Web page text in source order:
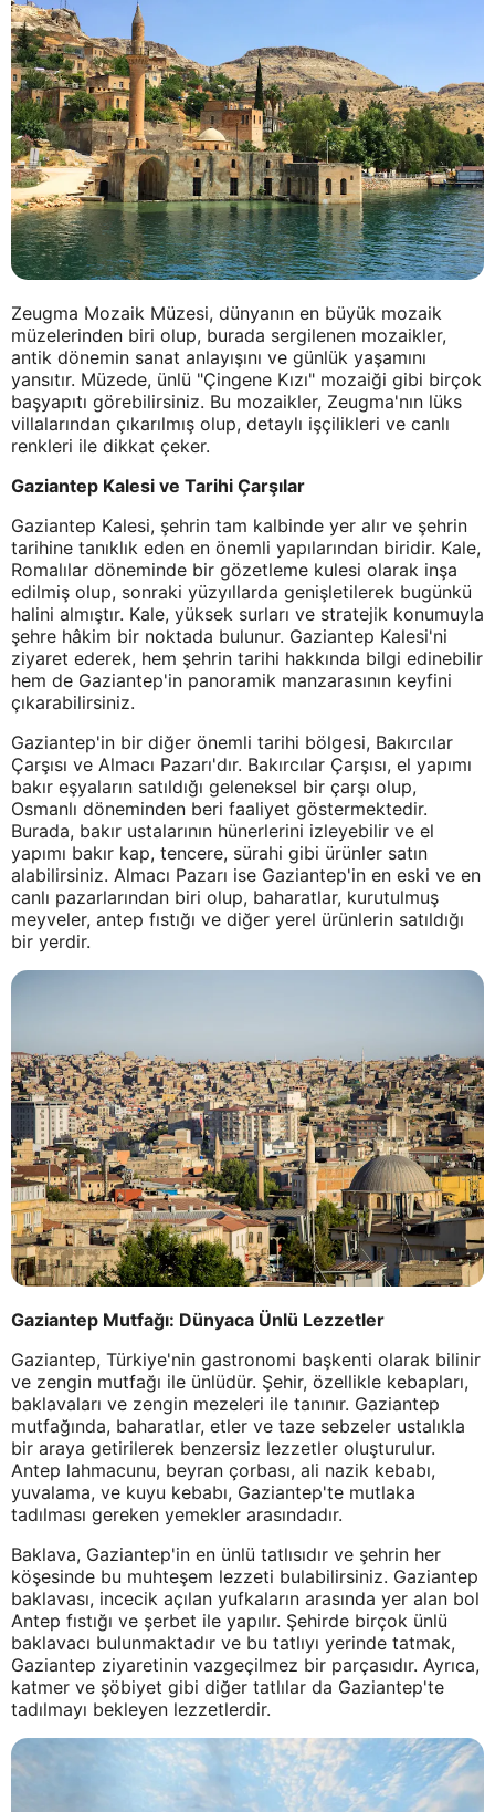
Zeugma Mozaik Müzesi, dünyanın en büyük mozaik
müzelerinden biri olup, burada sergilenen mozaikler,
antik dönemin sanat anlayışını ve günlük yaşamını
yansıtır. Müzede, ünlü "Çingene Kızı" mozaiği gibi birçok
başyapıtı görebilirsiniz. Bu mozaikler, Zeugma'nın lüks
villalarından çıkarılmış olup, detaylı işçilikleri ve canlı
renkleri ile dikkat çeker.
Gaziantep Kalesi ve Tarihi Çarşılar
Gaziantep Kalesi, şehrin tam kalbinde yer alır ve şehrin
tarihine tanıklık eden en önemli yapılarından biridir. Kale,
Romalılar döneminde bir gözetleme kulesi olarak inşa
edilmiş olup, sonraki yüzyıllarda genişletilerek bugünkü
halini almıştır. Kale, yüksek surları ve stratejik konumuyla
şehre hâkim bir noktada bulunur. Gaziantep Kalesi'ni
ziyaret ederek, hem şehrin tarihi hakkında bilgi edinebilir
hem de Gaziantep'in panoramik manzarasının keyfini
çıkarabilirsiniz.
Gaziantep'in bir diğer önemli tarihi bölgesi, Bakırcılar
Çarşısı ve Almacı Pazarı'dır. Bakırcılar Çarşısı, el yapımı
bakır eşyaların satıldığı geleneksel bir çarşı olup,
Osmanlı döneminden beri faaliyet göstermektedir.
Burada, bakır ustalarının hünerlerini izleyebilir ve el
yapımı bakır kap, tencere, sürahi gibi ürünler satın
alabilirsiniz. Almacı Pazarı ise Gaziantep'in en eski ve en
canlı pazarlarından biri olup, baharatlar, kurutulmuş
meyveler, antep fıstığı ve diğer yerel ürünlerin satıldığı
bir yerdir.
Gaziantep Mutfağı: Dünyaca Ünlü Lezzetler
Gaziantep, Türkiye'nin gastronomi başkenti olarak bilinir
ve zengin mutfağı ile ünlüdür. Şehir, özellikle kebapları,
baklavaları ve zengin mezeleri ile tanınır. Gaziantep
mutfağında, baharatlar, etler ve taze sebzeler ustalıkla
bir araya getirilerek benzersiz lezzetler oluşturulur.
Antep lahmacunu, beyran çorbası, ali nazik kebabı,
yuvalama, ve kuyu kebabı, Gaziantep'te mutlaka
tadılması gereken yemekler arasındadır.
Baklava, Gaziantep'in en ünlü tatlısıdır ve şehrin her
köşesinde bu muhteşem lezzeti bulabilirsiniz. Gaziantep
baklavası, incecik açılan yufkaların arasında yer alan bol
Antep fıstığı ve şerbet ile yapılır. Şehirde birçok ünlü
baklavacı bulunmaktadır ve bu tatlıyı yerinde tatmak,
Gaziantep ziyaretinin vazgeçilmez bir parçasıdır. Ayrıca,
katmer ve şöbiyet gibi diğer tatlılar da Gaziantep'te
tadılmayı bekleyen lezzetlerdir.